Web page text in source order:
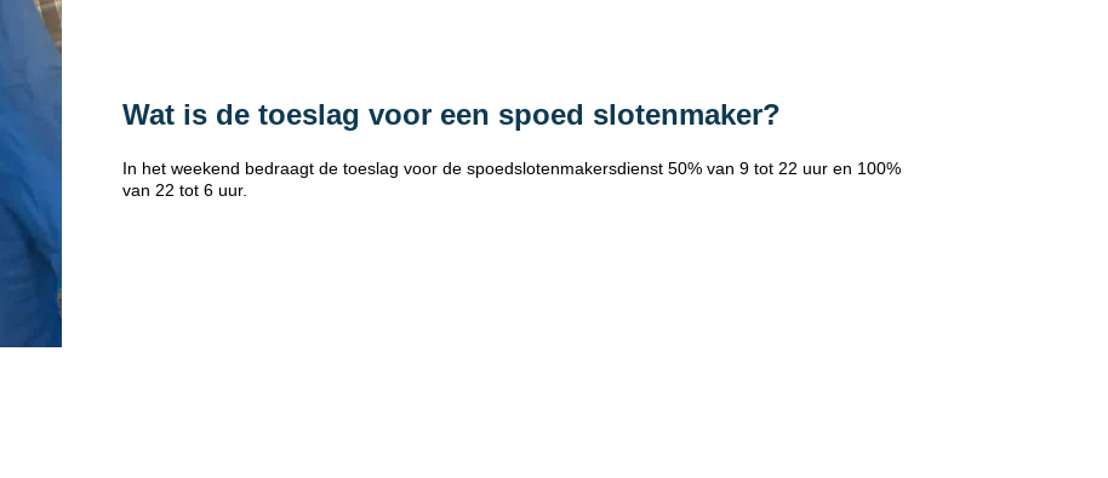
Wat is de toeslag voor een spoed slotenmaker?
In het weekend bedraagt de toeslag voor de spoedslotenmakersdienst 50% van 9 tot 22 uur en 100%
van 22 tot 6 uur.